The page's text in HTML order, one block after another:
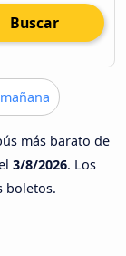
Buscar
más barato de
3/8/2026. Los
boletos.